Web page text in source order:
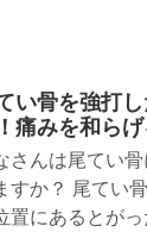
い骨を強打
痛みを和ら
さんは尾てい
すか？ 尾てい
置にあるとが